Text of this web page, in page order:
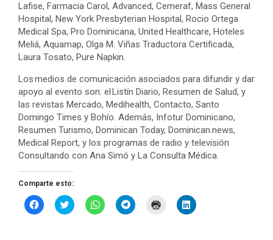
Lafise, Farmacia Carol, Advanced, Cemeraf, Mass General
Hospital, New York Presbyterian Hospital, Rocio Ortega
Medical Spa, Pro Dominicana, United Healthcare, Hoteles
Meliá, Aquamap, Olga M. Viñas Traductora Certificada,
Laura Tosato, Pure Napkin.
Los medios de comunicación asociados para difundir y dar
apoyo al evento son: el Listín Diario, Resumen de Salud, y
las revistas Mercado, Medihealth, Contacto, Santo
Domingo Times y Bohío. Además, Infotur Dominicano,
Resumen Turismo, Dominican Today, Dominican.news,
Medical Report, y los programas de radio y televisión
Consultando con Ana Simó y La Consulta Médica.
Comparte esto:
H
a
H
a
H
a
H
a
H
a